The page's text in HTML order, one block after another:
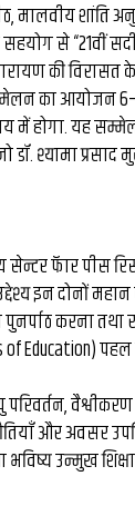
मालवीय शांति
से “21वीं
की विरासत
का आयोजन
में होगा. यह
डॉ. श्यामा
फॅार पीस
इन दोनों महान
करना तथा
Education)
परिवर्तन,
और अवसर
उन्मुख
फिर
कैसे
के बड़े